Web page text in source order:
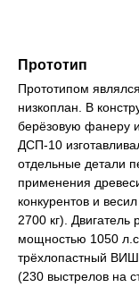
Прототип
Прототипом
низкоплан. В
берёзовую фанеру
ДСП-10
отдельные детали
применения
конкурентов и
2700 кг).
мощностью 1050
трёхлопастный
(230 выстрелов на